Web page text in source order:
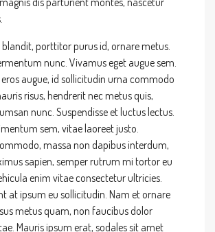
blandit, porttitor purus id, ornare metus.
nunc. Vivamus eget augue sem.
augue, id sollicitudin urna commodo
risus, hendrerit nec metus quis,
nunc. Suspendisse et luctus lectus.
sem, vitae laoreet justo.
massa non dapibus interdum,
sapien, semper rutrum mi tortor eu
enim vitae consectetur ultricies.
at ipsum eu sollicitudin. Nam et ornare
metus quam, non faucibus dolor
Mauris ipsum erat, sodales sit amet